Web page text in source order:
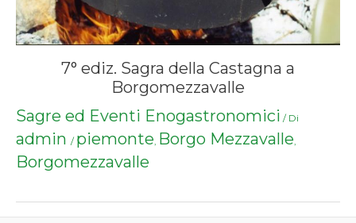
7° ediz. Sagra della Castagna a
Borgomezzavalle
Sagre ed Eventi Enogastronomici / Di
admin / piemonte, Borgo Mezzavalle,
Borgomezzavalle